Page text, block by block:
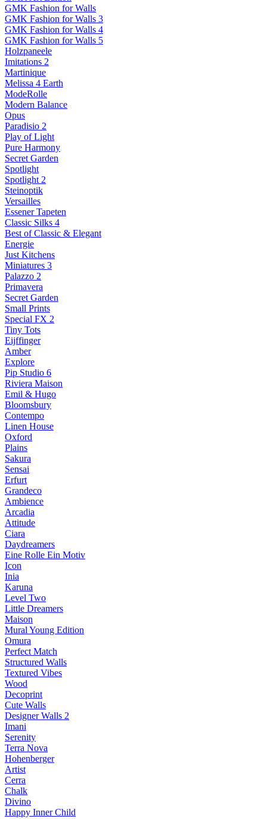
GMK Fashion for Walls
GMK Fashion for Walls 3
GMK Fashion for Walls 4
GMK Fashion for Walls 5
Holzpaneele
Imitations 2
Martinique
Melissa 4 Earth
ModeRolle
Modern Balance
Opus
Paradisio 2
Play of Light
Pure Harmony
Secret Garden
Spotlight
Spotlight 2
Steinoptik
Versailles
Essener Tapeten
Classic Silks 4
Best of Classic & Elegant
Energie
Just Kitchens
Miniatures 3
Palazzo 2
Primavera
Secret Garden
Small Prints
Special FX 2
Tiny Tots
Eijffinger
Amber
Explore
Pip Studio 6
Riviera Maison
Emil & Hugo
Bloomsbury
Contempo
Linen House
Oxford
Plains
Sakura
Sensai
Erfurt
Grandeco
Ambience
Arcadia
Attitude
Ciara
Daydreamers
Eine Rolle Ein Motiv
Icon
Inia
Karuna
Level Two
Little Dreamers
Maison
Mural Young Edition
Omura
Perfect Match
Structured Walls
Textured Vibes
Wood
Decoprint
Cute Walls
Designer Walls 2
Imani
Serenity
Terra Nova
Hohenberger
Artist
Cerra
Chalk
Divino
Happy Inner Child